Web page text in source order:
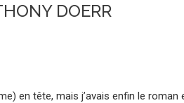
DOERR
en tête, mais j’avais enfin le